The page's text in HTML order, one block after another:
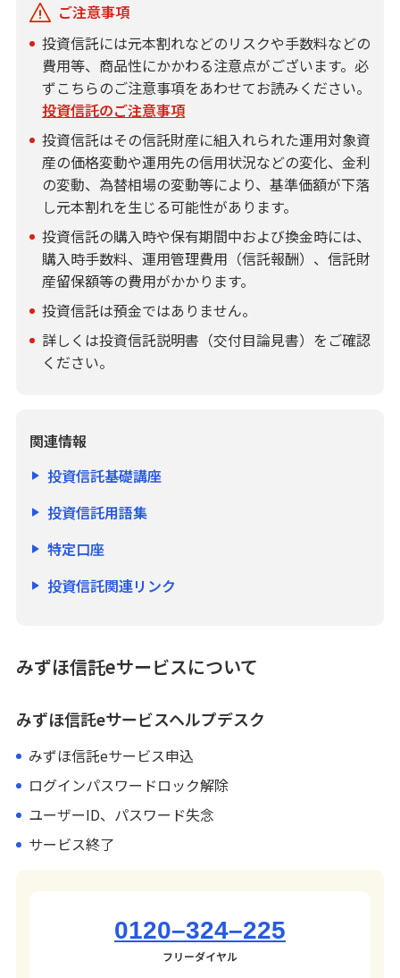
ご注意事項
投資信託には元本割れなどのリスクや手数料などの
費用等、商品性にかかわる注意点がございます。必
ずこちらのご注意事項をあわせてお読みください。
投資信託のご注意事項
投資信託はその信託財産に組入れられた運用対象資
産の価格変動や運用先の信用状況などの変化、金利
の変動、為替相場の変動等により、基準価額が下落
し元本割れを生じる可能性があります。
投資信託の購入時や保有期間中および換金時には、
購入時手数料、運用管理費用（信託報酬）、信託財
産留保額等の費用がかかります。
投資信託は預金ではありません。
詳しくは投資信託説明書（交付目論見書）をご確認
ください。
関連情報
投資信託基礎講座
投資信託用語集
特定口座
投資信託関連リンク
みずほ信託eサービスについて
みずほ信託eサービスヘルプデスク
みずほ信託eサービス申込
ログインパスワードロック解除
ユーザーID、パスワード失念
サービス終了
0120–324–225
フリーダイヤル